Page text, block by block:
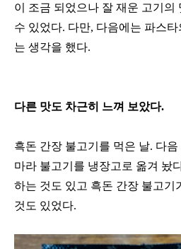
이 조금 되었으나 잘 재운 고기의
수 있었다. 다만, 다음에는 파스
는 생각을 했다.
다른 맛도 차근히 느껴 보았다.
흑돈 간장 불고기를 먹은 날. 다
마라 불고기를 냉장고로 옮겨 놨
하는 것도 있고 흑돈 간장 불고기
것도 있었다.